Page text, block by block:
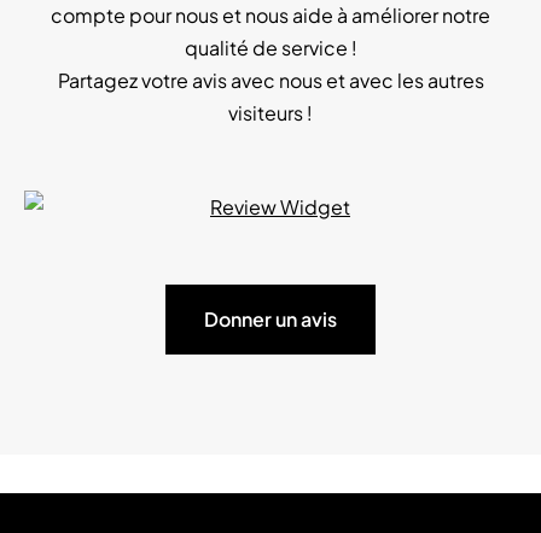
compte pour nous et nous aide à améliorer notre
qualité de service !
Partagez votre avis avec nous et avec les autres
visiteurs !
Donner un avis